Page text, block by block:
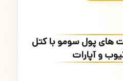
های پول سومو با کتل
و آپارات